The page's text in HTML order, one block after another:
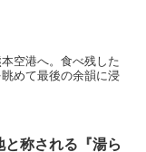
空港へ。食べ残した
めて最後の余韻に浸
称される『湯ら